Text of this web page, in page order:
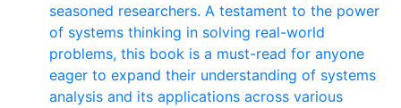
seasoned researchers. A testament to the power
of systems thinking in solving real-world
problems, this book is a must-read for anyone
eager to expand their understanding of systems
analysis and its applications across various